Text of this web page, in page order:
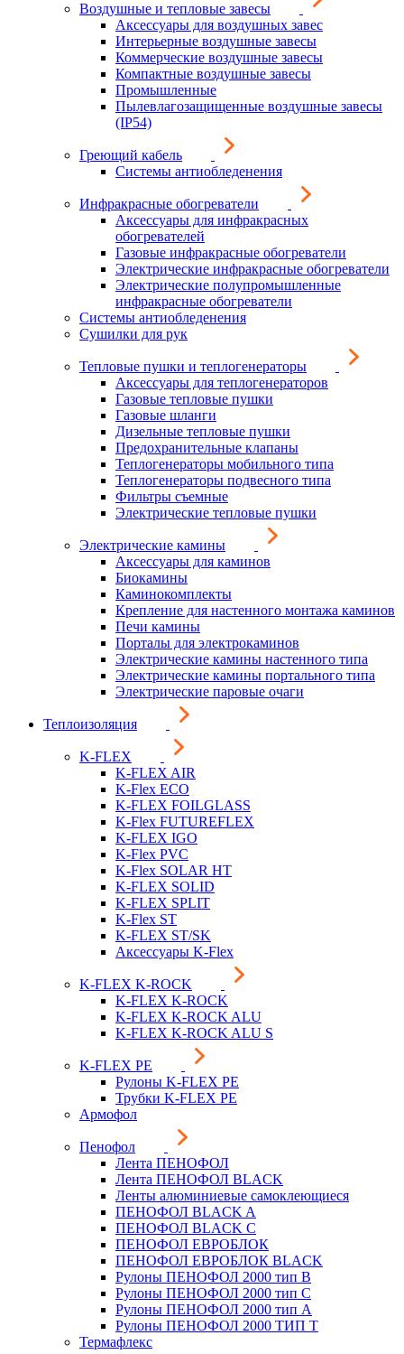
Воздушные и тепловые завесы
Аксессуары для воздушных завес
Интерьерные воздушные завесы
Коммерческие воздушные завесы
Компактные воздушные завесы
Промышленные
Пылевлагозащищенные воздушные завесы
(IP54)
Греющий кабель
Системы антиобледенения
Инфракрасные обогреватели
Аксессуары для инфракрасных
обогревателей
Газовые инфракрасные обогреватели
Электрические инфракрасные обогреватели
Электрические полупромышленные
инфракрасные обогреватели
Системы антиобледенения
Сушилки для рук
Тепловые пушки и теплогенераторы
Аксессуары для теплогенераторов
Газовые тепловые пушки
Газовые шланги
Дизельные тепловые пушки
Предохранительные клапаны
Теплогенераторы мобильного типа
Теплогенераторы подвесного типа
Фильтры съемные
Электрические тепловые пушки
Электрические камины
Аксессуары для каминов
Биокамины
Каминокомплекты
Крепление для настенного монтажа каминов
Печи камины
Порталы для электрокаминов
Электрические камины настенного типа
Электрические камины портального типа
Электрические паровые очаги
Теплоизоляция
K-FLEX
K-FLEX AIR
K-Flex ECO
K-FLEX FOILGLASS
K-Flex FUTUREFLEX
K-FLEX IGO
K-Flex PVC
K-Flex SOLAR HT
K-FLEX SOLID
K-FLEX SPLIT
K-Flex ST
K-FLEX ST/SK
Аксессуары K-Flex
K-FLEX K-ROCK
K-FLEX K-ROCK
K-FLEX K-ROCK ALU
K-FLEX K-ROCK ALU S
K-FLEX PE
Рулоны K-FLEX PE
Трубки K-FLEX PE
Армофол
Пенофол
Лента ПЕНОФОЛ
Лента ПЕНОФОЛ BLACK
Ленты алюминиевые самоклеющиеся
ПЕНОФОЛ BLACK A
ПЕНОФОЛ BLACK С
ПЕНОФОЛ ЕВРОБЛОК
ПЕНОФОЛ ЕВРОБЛОК BLACK
Рулоны ПЕНОФОЛ 2000 тип B
Рулоны ПЕНОФОЛ 2000 тип C
Рулоны ПЕНОФОЛ 2000 тип А
Рулоны ПЕНОФОЛ 2000 ТИП Т
Термафлекс